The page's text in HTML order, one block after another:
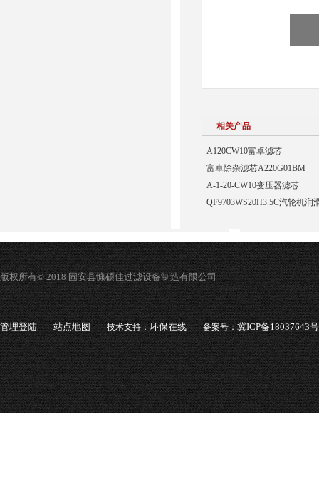
相关产品
A120CW10富卓滤芯
富卓除杂滤芯A220G01BM
A-1-20-CW10变压器滤芯
QF9703WS20H3.5C汽轮机润
版权所有© 2018 固安县慷硕佳过滤设备制造有限公司
管理登陆 站点地图 技术支持：环保在线 备案号：冀ICP备18037643